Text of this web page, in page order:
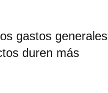
gastos generales
duren más